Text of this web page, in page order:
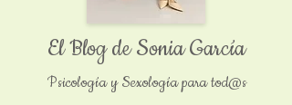
El Blog de Sonia García
Psicología y Sexología para tod@s